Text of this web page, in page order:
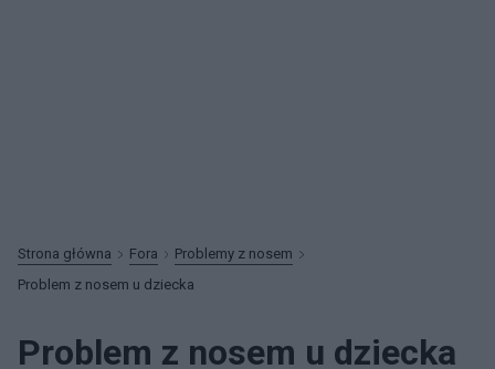
Strona główna Fora
Problemy z nosem
Problem z nosem u dziecka
Problem z nosem u dziecka